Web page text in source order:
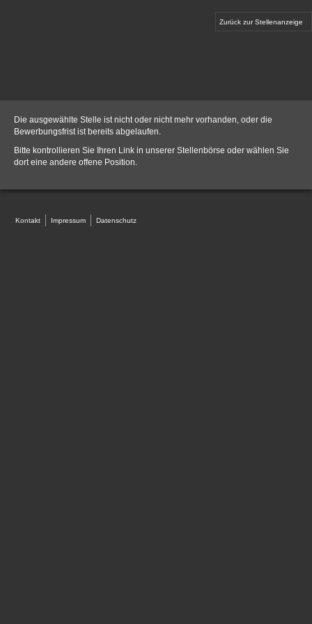
Zurück zur Stellenanzeige
Die ausgewählte Stelle ist nicht oder nicht mehr vorhanden, oder die
Bewerbungsfrist ist bereits abgelaufen.
Bitte kontrollieren Sie Ihren Link in unserer Stellenbörse oder wählen Sie
dort eine andere offene Position.
Kontakt Impressum Datenschutz